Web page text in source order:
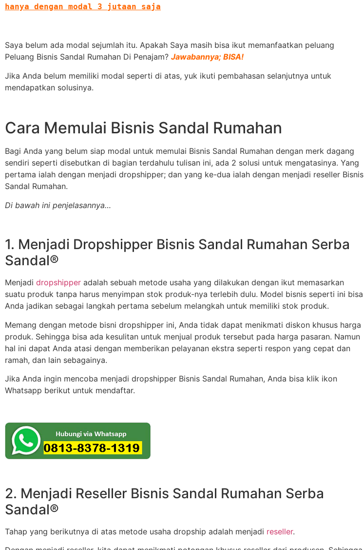
hanya dengan modal 3 jutaan saja
Saya belum ada modal sejumlah itu. Apakah Saya masih bisa ikut memanfaatkan peluang
Peluang Bisnis Sandal Rumahan Di Penajam? Jawabannya; BISA!
Jika Anda belum memiliki modal seperti di atas, yuk ikuti pembahasan selanjutnya untuk
mendapatkan solusinya.
Cara Memulai Bisnis Sandal Rumahan
Bagi Anda yang belum siap modal untuk memulai Bisnis Sandal Rumahan dengan merk dagang
sendiri seperti disebutkan di bagian terdahulu tulisan ini, ada 2 solusi untuk mengatasinya. Yang
pertama ialah dengan menjadi dropshipper; dan yang ke-dua ialah dengan menjadi reseller Bisnis
Sandal Rumahan.
Di bawah ini penjelasannya…
1. Menjadi Dropshipper Bisnis Sandal Rumahan Serba
Sandal®
Menjadi dropshipper adalah sebuah metode usaha yang dilakukan dengan ikut memasarkan
suatu produk tanpa harus menyimpan stok produk-nya terlebih dulu. Model bisnis seperti ini bisa
Anda jadikan sebagai langkah pertama sebelum melangkah untuk memiliki stok produk.
Memang dengan metode bisni dropshipper ini, Anda tidak dapat menikmati diskon khusus harga
produk. Sehingga bisa ada kesulitan untuk menjual produk tersebut pada harga pasaran. Namun
hal ini dapat Anda atasi dengan memberikan pelayanan ekstra seperti respon yang cepat dan
ramah, dan lain sebagainya.
Jika Anda ingin mencoba menjadi dropshipper Bisnis Sandal Rumahan, Anda bisa klik ikon
Whatsapp berikut untuk mendaftar.
2. Menjadi Reseller Bisnis Sandal Rumahan Serba
Sandal®
Tahap yang berikutnya di atas metode usaha dropship adalah menjadi reseller.